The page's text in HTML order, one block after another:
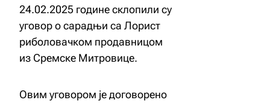
24.02.2025 године склопили су
уговор о сарадњи са Лорист
риболовачком продавницом
из Сремске Митровице.
Овим уговором је договорено